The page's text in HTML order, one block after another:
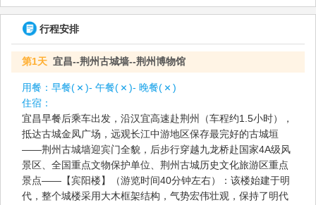
行程安排
第1天 宜昌--荆州古城墙--荆州博物馆
用餐： 早餐( )- 午餐( )- 晚餐(
)
住宿：
宜昌早餐后乘车出发，沿汉宜高速赴荆州（车程约1.5小时），
抵达古城金凤广场，远观长江中游地区保存最完好的古城垣
——荆州古城墙迎宾门全貌，后步行穿越九龙桥赴国家4A级风
景区、全国重点文物保护单位、荆州古城历史文化旅游区重点
景点——【宾阳楼】（游览时间40分钟左右）：该楼始建于明
代，整个城楼采用大木框架结构，气势宏伟壮观，保持了明代